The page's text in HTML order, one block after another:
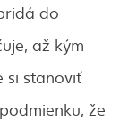
do
až kým
si stanoviť
že